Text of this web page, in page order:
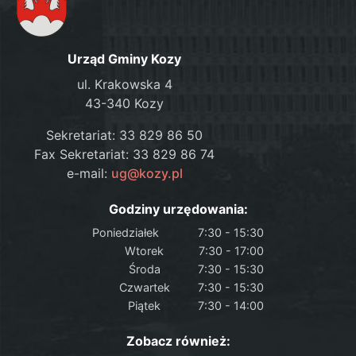
Urząd Gminy Kozy
ul. Krakowska 4
43-340 Kozy
Sekretariat: 33 829 86 50
Fax Sekretariat: 33 829 86 74
e-mail: ug@kozy.pl
Godziny urzędowania:
Poniedziałek
7:30 - 15:30
Wtorek
7:30 - 17:00
Środa
7:30 - 15:30
Czwartek
7:30 - 15:30
Piątek
7:30 - 14:00
Zobacz również: